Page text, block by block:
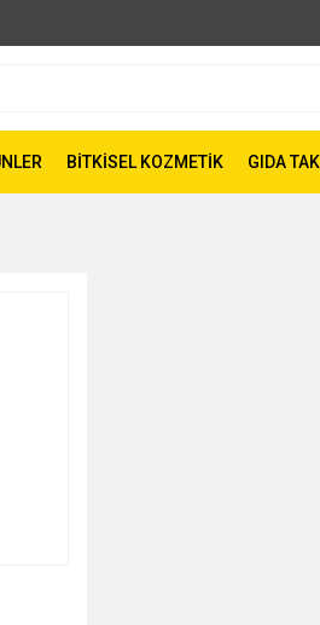
BİTKİSEL KOZMETİK GIDA